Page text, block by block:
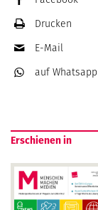
Drucken
E-Mail
auf Whatsapp
Erschienen in